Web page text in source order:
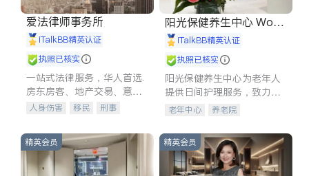
爱法律师事务所
iTalkBB精英认证
执照已核实
一站式法律服务，华人首选.
房东房客、地产交易、意外
伤害、车祸重伤、商业诉
建筑合同、刑事案件全包办
人身伤害 移民
刑事
信托/遗嘱
商业
商标注册
索赔
律师-其它
阳光保健养生中心 World
shine
iTalkBB精英认证
执照已核实
阳光保健养生中心为老年人
提供日间护理服务，致力于
通过持续的护理创新来有效
老年中心 养老院
精英会员 精英会员